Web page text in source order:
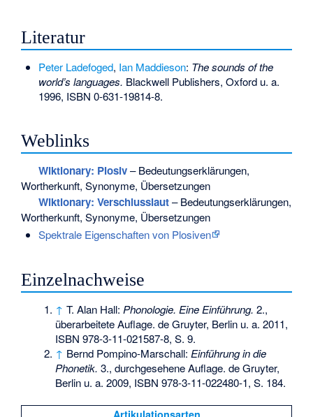
Literatur
Peter Ladefoged, Ian Maddieson: The sounds of the
world’s languages. Blackwell Publishers, Oxford u. a.
1996, ISBN 0-631-19814-8.
Weblinks
Wiktionary: Plosiv– Bedeutungserklärungen,
Wortherkunft, Synonyme, Übersetzungen
Wiktionary: Verschlusslaut– Bedeutungserklärungen,
Wortherkunft, Synonyme, Übersetzungen
Spektrale Eigenschaften von Plosiven
Einzelnachweise
↑ T. Alan Hall: Phonologie. Eine Einführung. 2.,
überarbeitete Auflage. de Gruyter, Berlin u. a. 2011,
ISBN 978-3-11-021587-8, S. 9.
↑ Bernd Pompino-Marschall: Einführung in die
Phonetik. 3., durchgesehene Auflage. de Gruyter,
Berlin u. a. 2009, ISBN 978-3-11-022480-1, S. 184.
Artikulationsarten